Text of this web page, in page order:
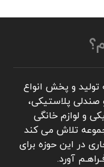
تولید و پخش انواع
پلاستیکی،
و لوازم خانگی
تلاش می کند
در این حوزه برای
آورد.